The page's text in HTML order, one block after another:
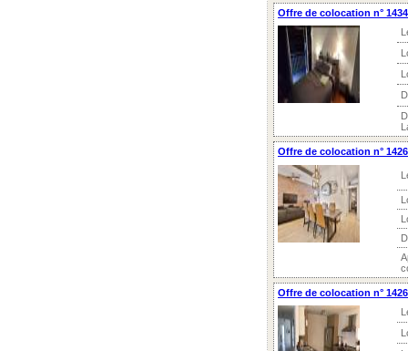
Offre de colocation n°
Offre de colocation n°
Offre de colocation n°